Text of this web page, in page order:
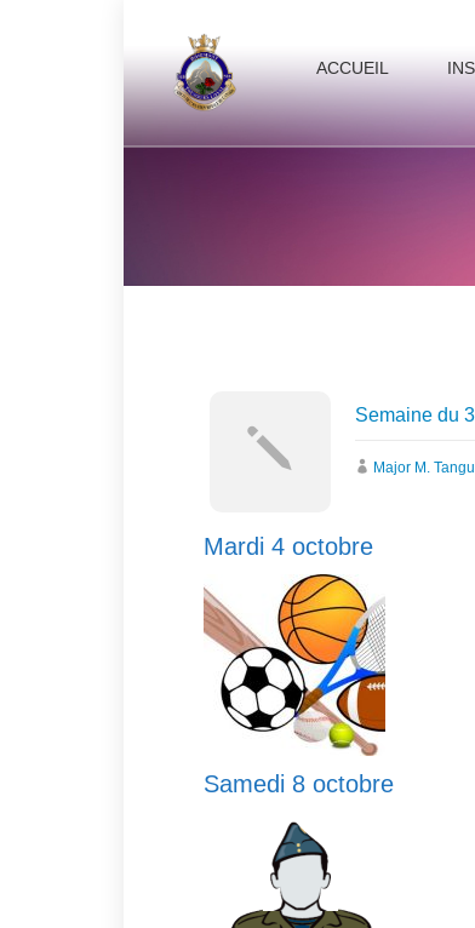
ACCUEIL
Semaine du
Major M.
Mardi 4 octobre
Samedi 8 octobre